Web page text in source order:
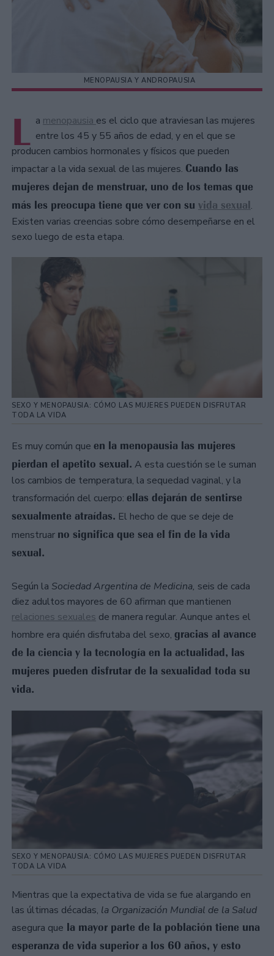
MENOPAUSIA Y ANDROPAUSIA
L a menopausia es el ciclo que atraviesan las mujeres
entre los 45 y 55 años de edad, y en el que se
producen cambios hormonales y físicos que pueden
impactar a la vida sexual de las mujeres. Cuando las
mujeres dejan de menstruar, uno de los temas que
más les preocupa tiene que ver con su vida sexual.
Existen varias creencias sobre cómo desempeñarse en el
sexo luego de esta etapa.
SEXO Y MENOPAUSIA: CÓMO LAS MUJERES PUEDEN DISFRUTAR
TODA LA VIDA
Es muy común que en la menopausia las mujeres
pierdan el apetito sexual. A esta cuestión se le suman
los cambios de temperatura, la sequedad vaginal, y la
transformación del cuerpo: ellas dejarán de sentirse
sexualmente atraídas. El hecho de que se deje de
menstruar no significa que sea el fin de la vida
sexual.
Según la Sociedad Argentina de Medicina, seis de cada
diez adultos mayores de 60 afirman que mantienen
relaciones sexuales de manera regular. Aunque antes el
hombre era quién disfrutaba del sexo, gracias al avance
de la ciencia y la tecnología en la actualidad, las
mujeres pueden disfrutar de la sexualidad toda su
vida.
SEXO Y MENOPAUSIA: CÓMO LAS MUJERES PUEDEN DISFRUTAR
TODA LA VIDA
Mientras que la expectativa de vida se fue alargando en
las últimas décadas, la Organización Mundial de la Salud
asegura que la mayor parte de la población tiene una
esperanza de vida superior a los 60 años, y esto